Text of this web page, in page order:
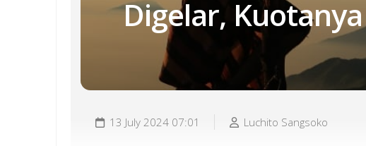
Digelar,
13 July 2024 07:01 Luchito Sangsoko